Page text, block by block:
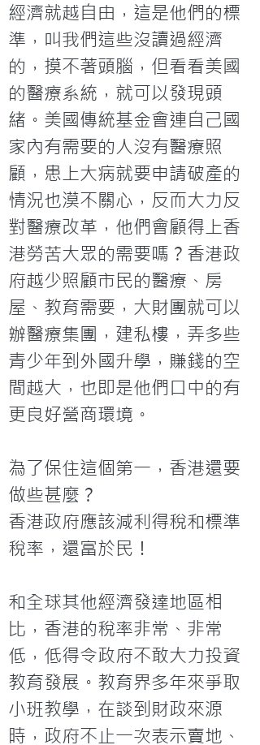
經濟就越自由，這是他們的標
準，叫我們這些沒讀過經濟
的，摸不著頭腦，但看看美國
的醫療系統，就可以發現頭
緒。美國傳統基金會連自己國
家內有需要的人沒有醫療照
顧，患上大病就要申請破產的
情況也漠不關心，反而大力反
對醫療改革，他們會顧得上香
港勞苦大眾的需要嗎？香港政
府越少照顧市民的醫療、房
屋、教育需要，大財團就可以
辦醫療集團，建私樓，弄多些
青少年到外國升學，賺錢的空
間越大，也即是他們口中的有
更良好營商環境。
為了保住這個第一，香港還要
做些甚麼？
香港政府應該減利得稅和標準
稅率，還富於民！
和全球其他經濟發達地區相
比，香港的稅率非常、非常
低，低得令政府不敢大力投資
教育發展。教育界多年來爭取
小班教學，在談到財政來源
時，政府不止一次表示賣地、